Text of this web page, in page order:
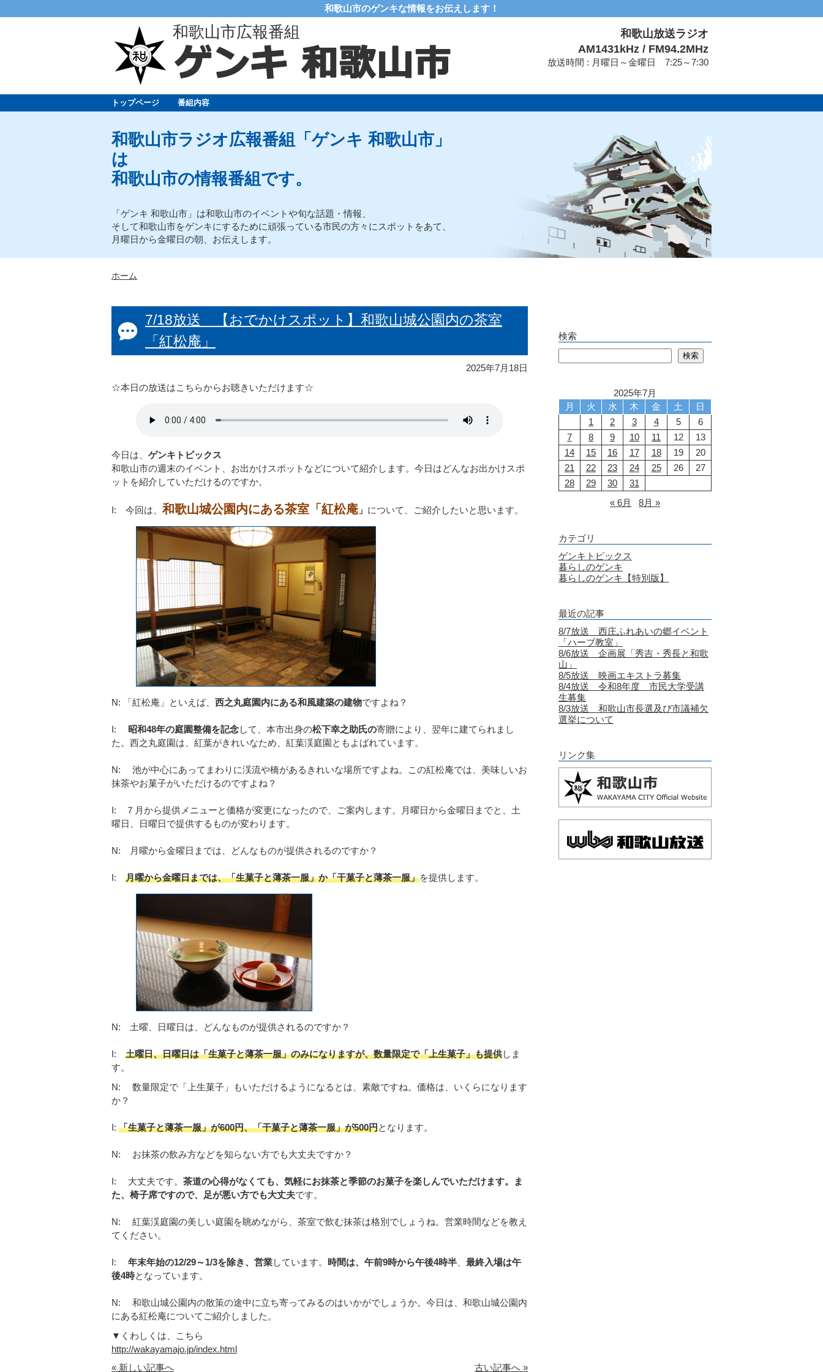
和歌山市のゲンキな情報をお伝えします！
和歌山市広報番組
和歌山放送ラジオ
AM1431kHz / FM94.2MHz
放送時間 : 月曜日～金曜日 7:25～7:30
トップページ 番組内容
和歌山市ラジオ広報番組「ゲンキ 和歌山市」
は
和歌山市の情報番組です。
「ゲンキ 和歌山市」は和歌山市のイベントや旬な話題・情報、
そして和歌山市をゲンキにするために頑張っている市民の方々にスポットをあて、
月曜日から金曜日の朝、お伝えします。
ホーム
7/18放送 【おでかけスポット】和歌山城公園内の茶室
「紅松庵」
2025年7月18日
☆本日の放送はこちらからお聴きいただけます☆
今日は、 ゲンキトピックス
和歌山市の週末のイベント、お出かけスポットなどについて紹介します。今日はどんなお出かけスポ
ットを紹介していただけるのですか。
I: 今回は、 和歌山城公園内にある茶室「紅松庵 」 について、ご紹介したいと思います。
N: 「紅松庵」といえば、 西之丸庭園内にある和風建築の建物ですよね？
I: 昭和48年の庭園整備を記念して、本市出身の松下幸之助氏の寄贈により、翌年に建てられまし
た。西之丸庭園は、紅葉がきれいなため、紅葉渓庭園ともよばれています。
N: 池が中心にあってまわりに渓流や橋があるきれいな場所ですよね。この紅松庵では、美味しいお
抹茶やお菓子がいただけるのですよね？
I: ７月から提供メニューと価格が変更になったので、ご案内します。月曜日から金曜日までと、土
曜日、日曜日で提供するものが変わります。
N: 月曜から金曜日までは、どんなものが提供されるのですか？
I: 月曜から金曜日までは、「生菓子と薄茶一服」か「干菓子と薄茶一服」を提供します。
N: 土曜、日曜日は、どんなものが提供されるのですか？
I: 土曜日、日曜日は「生菓子と薄茶一服」のみになりますが、数量限定で「上生菓子」も提供しま
す。
N: 数量限定で「上生菓子」もいただけるようになるとは、素敵ですね。価格は、いくらになります
か？
I: 「生菓子と薄茶一服」が600円、「干菓子と薄茶一服」が500円となります。
N: お抹茶の飲み方などを知らない方でも大丈夫ですか？
I: 大丈夫です。 茶道の心得がなくても、気軽にお抹茶と季節のお菓子を楽しんでいただけます。ま
た、椅子席ですので、足が悪い方でも大丈夫です。
N: 紅葉渓庭園の美しい庭園を眺めながら、茶室で飲む抹茶は格別でしょうね。営業時間などを教え
てください。
I: 年末年始の12/29～1/3を除き、営業しています。 時間は、午前9時から午後4時半
最終入場は午
後4時となっています。
N: 和歌山城公園内の散策の途中に立ち寄ってみるのはいかがでしょうか。今日は、和歌山城公園内
にある紅松庵についてご紹介しました。
▼くわしくは、こちら
http://wakayamajo.jp/index.html
« 新しい記事へ
古い記事へ »
検索
検索
2025年7月
月
火 水 木 金 土
日
1
2 3 4 5
6
7
8 9 10 11 12
13
14
15 16 17 18 19
20
21
22 23 24 25 26
27
28
29 30
31
« 6月
8月 »
カテゴリ
ゲンキトピックス
暮らしのゲンキ
暮らしのゲンキ【特別版】
最近の記事
8/7放送 西庄ふれあいの郷イベント
「ハーブ教室」
8/6放送 企画展「秀吉・秀長と和歌
山」
8/5放送 映画エキストラ募集
8/4放送 令和8年度 市民大学受講
生募集
8/3放送 和歌山市長選及び市議補欠
選挙について
リンク集